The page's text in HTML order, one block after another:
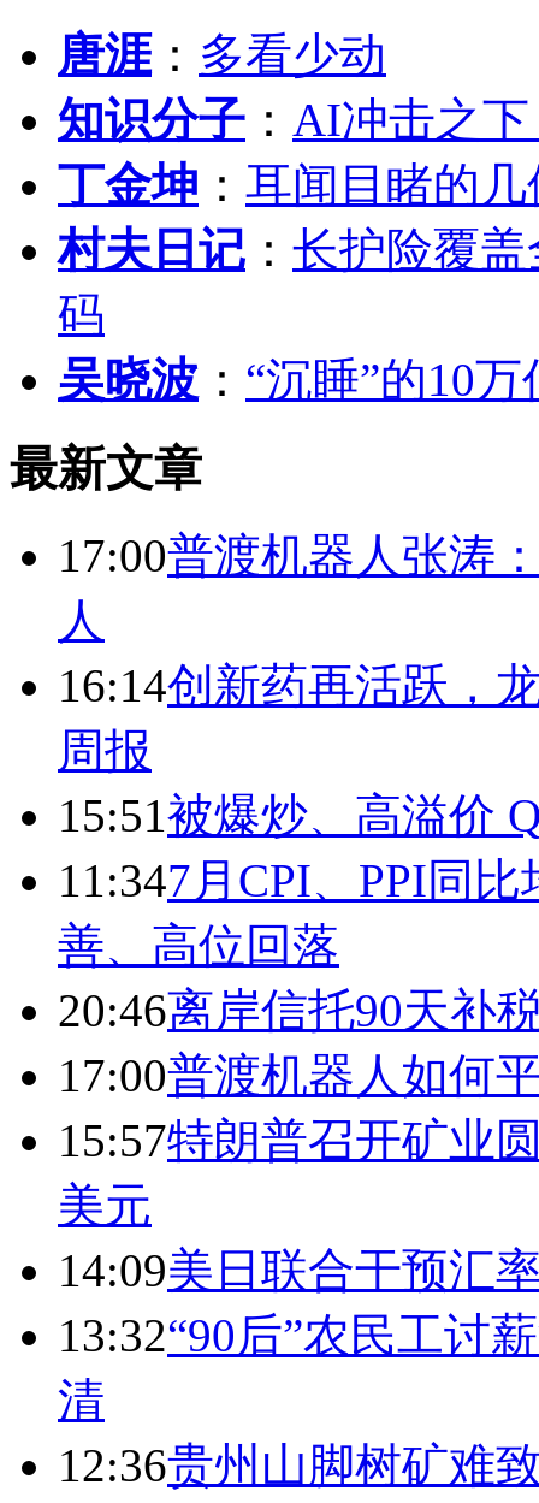
唐涯： 多看少动
知识分子 ： AI冲击之
丁金坤 ： 耳闻目睹的
村夫日记 ： 长护险覆
码
吴晓波 ： “沉睡”的10
最新文章
17:00普渡机器人张涛
人
16:14创新药再活跃，
周报
15:51被爆炒、高溢价
11:347月CPI、PPI同
善、高位回落
20:46离岸信托90天补
17:00普渡机器人如何
15:57特朗普召开矿业
美元
14:09美日联合干预汇
13:32“90后”农民工讨
清
12:36贵州山脚树矿难